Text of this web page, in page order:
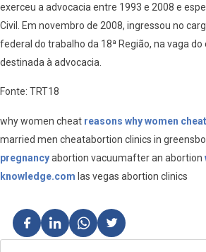
exerceu a advocacia entre 1993 e 2008 e
Civil. Em novembro de 2008, ingressou no
federal do trabalho da 18ª Região, na vaga
destinada à advocacia.
Fonte: TRT18
why women cheat reasons why women
married men cheatabortion clinics in
pregnancyabortion vacuumafter an abortion
knowledge.com las vegas abortion clinics